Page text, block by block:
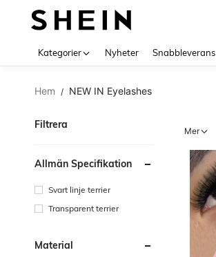
Kategorier Nyheter Snabbleverans
Hem / NEW IN Eyelashes
Filtrera
Allmän Specifikation
Svart linje terrier
Transparent terrier
Material
Mer